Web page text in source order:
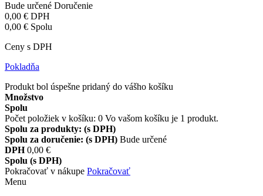
Bude určené Doručenie
0,00 € DPH
0,00 € Spolu
Ceny s DPH
Pokladňa
Produkt bol úspešne pridaný do vášho košíku
Množstvo
Spolu
Počet položiek v košíku: 0 Vo vašom košíku je 1 produkt.
Spolu za produkty: (s DPH)
Spolu za doručenie: (s DPH) Bude určené
DPH 0,00 €
Spolu (s DPH)
Pokračovať v nákupe Pokračovať
Menu